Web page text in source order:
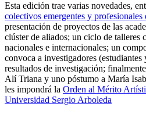
Esta edición trae varias novedades,
colectivos emergentes y profesionales
presentación de proyectos de las
clúster de aliados; un ciclo de talleres
nacionales e internacionales; un
convoca a investigadores
resultados de investigación;
Alí Triana y uno póstumo a María
les impondrá la Orden al Mérito
Universidad Sergio Arboleda